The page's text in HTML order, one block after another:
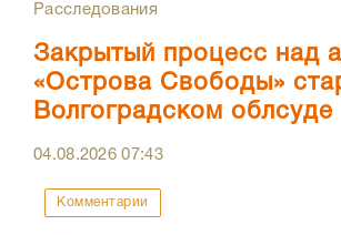
Расследования
Закрытый процесс над
«Острова Свободы»
Волгоградском облсуде
04.08.202607:43
Комментарии